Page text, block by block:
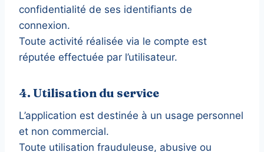
confidentialité de ses identifiants de
connexion.
Toute activité réalisée via le compte est
réputée effectuée par l’utilisateur.
4. Utilisation du service
L’application est destinée à un usage personnel
et non commercial.
Toute utilisation frauduleuse, abusive ou